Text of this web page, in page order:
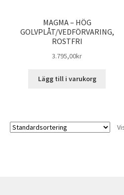
MAGMA – HÖG
GOLVPLÅT/VEDFÖRVARING,
ROSTFRI
3.795,00kr
Lägg till i varukorg